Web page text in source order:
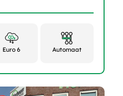
Euro 6 Automaat